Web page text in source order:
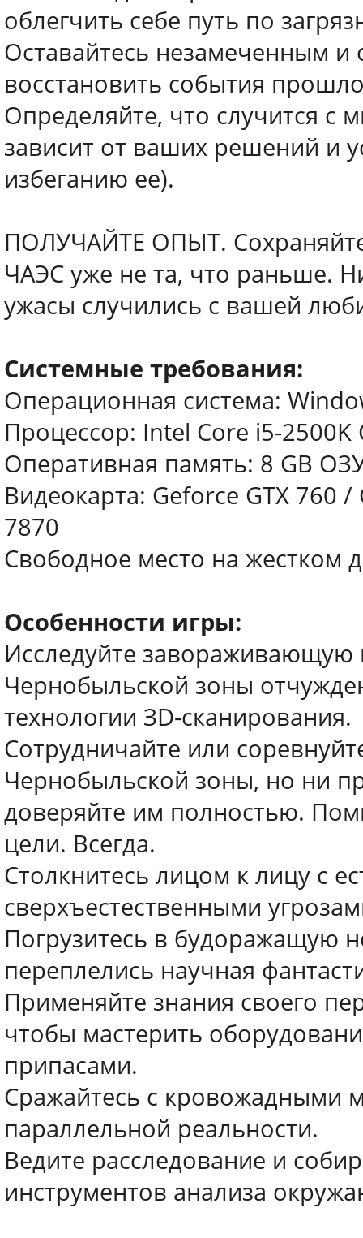
облегчить себе путь по
Оставайтесь незамеченным и
восстановить события
Определяйте, что случится с
зависит от ваших решений и
избеганию ее).
ПОЛУЧАЙТЕ ОПЫТ.
ЧАЭС уже не та, что раньше.
ужасы случились с вашей
Системные требования:
Операционная система:
Процессор: Intel Core i5-2500K
Оперативная память: 8 GB
Видеокарта: Geforce GTX 760
7870
Свободное место на жестком
Особенности игры:
Исследуйте
Чернобыльской зоны
технологии ЗD-сканирования.
Сотрудничайте или
Чернобыльской зоны, но ни
доверяйте им полностью.
цели. Всегда.
Столкнитесь лицом к лицу с
сверхъестественными
Погрузитесь в будоражащую
переплелись научная
Применяйте знания своего
чтобы мастерить
припасами.
Сражайтесь с
параллельной реальности.
Ведите расследование и
инструментов анализа